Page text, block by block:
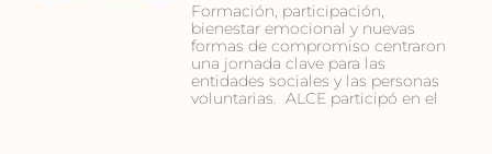
Formación, participación,
bienestar emocional y nuevas
formas de compromiso centraron
una jornada clave para las
entidades sociales y las personas
voluntarias. ALCE participó en el